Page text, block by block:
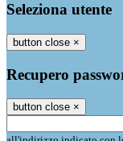
Seleziona utente
button close ×
Recupero
button close ×